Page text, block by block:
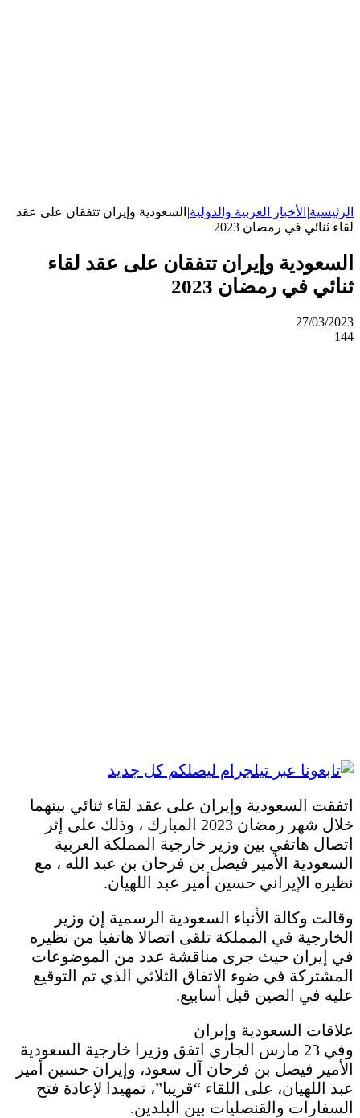
الرئيسية| الأخبار العربية والدولية| السعودية وإيران تتفقان على عقد
لقاء ثنائي في رمضان 2023
السعودية وإيران تتفقان على عقد لقاء
ثنائي في رمضان 2023
27/03/2023
144
اتفقت السعودية وإيران على عقد لقاء ثنائي بينهما
خلال شهر رمضان 2023 المبارك ، وذلك على إثر
اتصال هاتفي بين وزير خارجية المملكة العربية
السعودية الأمير فيصل بن فرحان بن عبد الله ، مع
نظيره الإيراني حسين أمير عبد اللهيان.
وقالت وكالة الأنباء السعودية الرسمية إن وزير
الخارجية في المملكة تلقى اتصالا هاتفيا من نظيره
في إيران حيث جرى مناقشة عدد من الموضوعات
المشتركة في ضوء الاتفاق الثلاثي الذي تم التوقيع
عليه في الصين قبل أسابيع.
علاقات السعودية وإيران
وفي 23 مارس الجاري اتفق وزيرا خارجية السعودية
الأمير فيصل بن فرحان آل سعود، وإيران حسين أمير
عبد اللهيان، على اللقاء “قريبا”، تمهيدا لإعادة فتح
السفارات والقنصليات بين البلدين.